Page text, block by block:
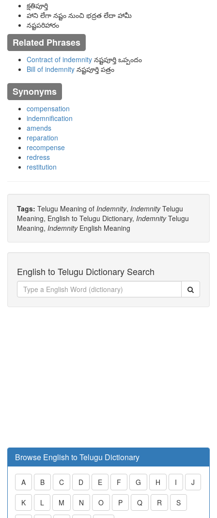
క్షతిపూర్తి
హాని లేగా నష్టం నుంచి భద్రత లేదా హామీ
నష్టపరిహారం
Related Phrases
Contract of indemnity నష్టపూర్తి ఒప్పందం
Bill of indemnity నష్టపూర్తి పత్రం
Synonyms
compensation
indemnification
amends
reparation
recompense
redress
restitution
Tags: Telugu Meaning of Indemnity, IndemnityTelugu
Meaning, English to Telugu Dictionary, IndemnityTelugu
Meaning, IndemnityEnglish Meaning
English to Telugu Dictionary Search
Browse English to Telugu Dictionary
A B C D E F G H I J
K L M N O P Q R S